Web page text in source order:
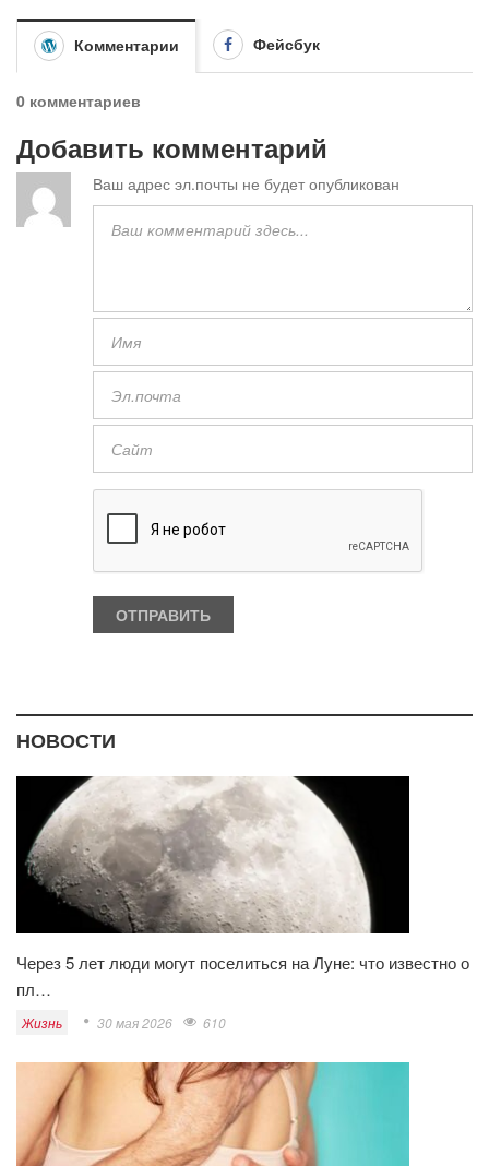
Комментарии Фейсбук
0 комментариев
Добавить комментарий
Ваш адрес эл.почты не будет опубликован
НОВОСТИ
Через 5 лет люди могут поселиться на Луне: что известно о
пл…
Жизнь 30 мая 2026 610